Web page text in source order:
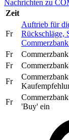
Nachrichten zu
Zeit
Fr
Auftrieb für
Rückschläge,
Fr
Fr
Fr
Fr
'Buy' ein